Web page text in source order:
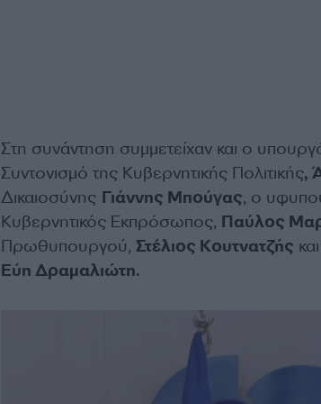
Στη συνάντηση συμμετείχαν και ο
Συντονισμό της Κυβερνητικής Πολιτικής,
Δικαιοσύνης Γιάννης Μπούγας, ο
Κυβερνητικός Εκπρόσωπος, Παύλος
Πρωθυπουργού, Στέλιος Κουτνατζής
Εύη Δραμαλιώτη.